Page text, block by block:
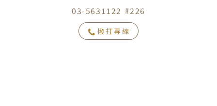
03-5631122 #226
撥打專線